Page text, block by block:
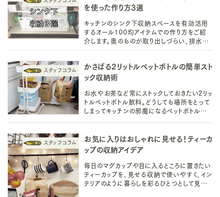
を使った作り方3選
キッチンのシンク下収納スペースを有効活用
するオール100均アイテムでの作り方をご紹
介します。奥のものが取り出しづらい、排水管
かさばる2リットルペットボトルの簡単スト
ック収納術
お水やお茶など常にストックしておきたい2リッ
トルペットボトル飲料。どうしても場所をとって
しまってキッチンの邪魔になるペットボトル収
お気に入りはおしゃれに見せる！ティーカ
ップの収納アイデア
毎日のマグカップや目に入るところに置きたい
ティーカップを、見せる収納で使いやすく、イン
テリアのように暮らしを彩るひとつとして見て